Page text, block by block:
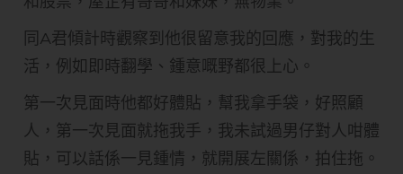
同A君傾計時觀察到他很留意我的回應，對我的生
活，例如即時翻學、鍾意嘅野都很上心。
第一次見面時他都好體貼，幫我拿手袋，好照顧
人，第一次見面就拖我手，我未試過男仔對人咁體
貼，可以話係一見鍾情，就開展左關係，拍住拖。